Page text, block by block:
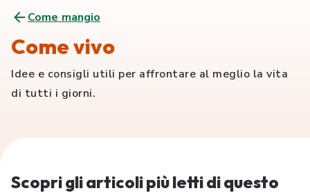
Come mangio
Come vivo
Idee e consigli utili per affrontare al meglio la vita
di tutti i giorni.
Scopri gli articoli più letti di questo